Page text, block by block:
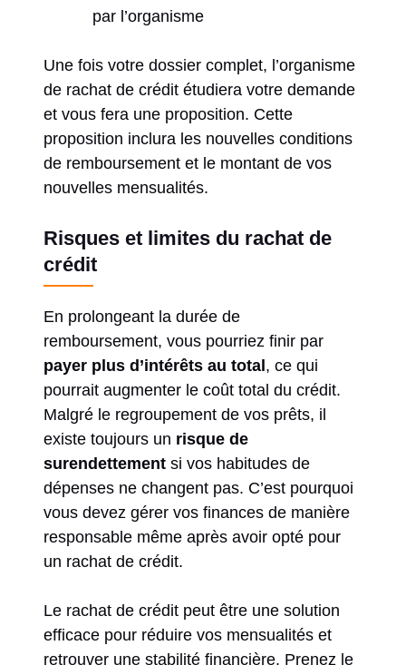
par l’organisme
Une fois votre dossier complet, l’organisme
de rachat de crédit étudiera votre demande
et vous fera une proposition. Cette
proposition inclura les nouvelles conditions
de remboursement et le montant de vos
nouvelles mensualités.
Risques et limites du rachat de
crédit
En prolongeant la durée de
remboursement, vous pourriez finir par
payer plus d’intérêts au total, ce qui
pourrait augmenter le coût total du crédit.
Malgré le regroupement de vos prêts, il
existe toujours un risque de
surendettement si vos habitudes de
dépenses ne changent pas. C’est pourquoi
vous devez gérer vos finances de manière
responsable même après avoir opté pour
un rachat de crédit.
Le rachat de crédit peut être une solution
efficace pour réduire vos mensualités et
retrouver une stabilité financière. Prenez le